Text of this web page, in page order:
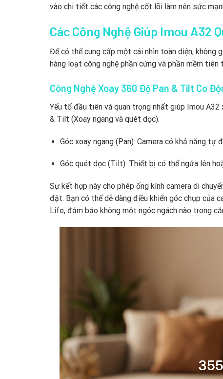
vào chi tiết các công nghệ cốt lõi làm nên sức
Các Công Nghệ Giúp Imou A32
Để có thể cung cấp một cái nhìn toàn diện, không
hàng loạt công nghệ phần cứng và phần mềm tiên
Công Nghệ Xoay 360 Độ Pan & Tilt Cơ
Yếu tố đầu tiên và quan trọng nhất giúp Imou A32
& Tilt (Xoay ngang và quét dọc).
Góc xoay ngang (Pan): Camera có khả năng
Góc quét dọc (Tilt): Thiết bị có thể ngửa lên
Sự kết hợp này cho phép ống kính camera di
đặt. Bạn có thể dễ dàng điều khiển góc chụp của
Life, đảm bảo không một ngóc ngách nào trong